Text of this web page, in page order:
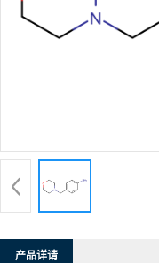
产品详请